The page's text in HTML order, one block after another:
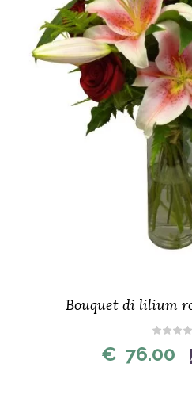
Bouquet di lilium
€ 76.00